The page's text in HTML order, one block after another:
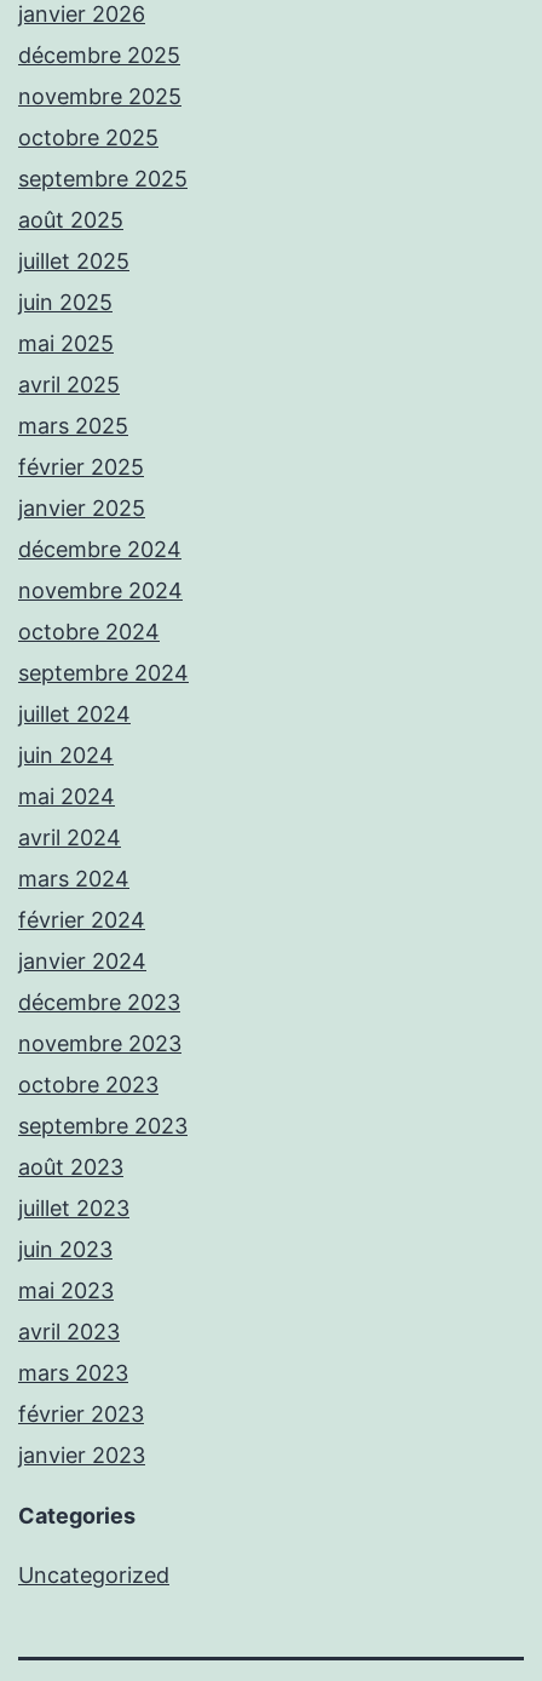
janvier 2026
décembre 2025
novembre 2025
octobre 2025
septembre 2025
août 2025
juillet 2025
juin 2025
mai 2025
avril 2025
mars 2025
février 2025
janvier 2025
décembre 2024
novembre 2024
octobre 2024
septembre 2024
juillet 2024
juin 2024
mai 2024
avril 2024
mars 2024
février 2024
janvier 2024
décembre 2023
novembre 2023
octobre 2023
septembre 2023
août 2023
juillet 2023
juin 2023
mai 2023
avril 2023
mars 2023
février 2023
janvier 2023
Categories
Uncategorized